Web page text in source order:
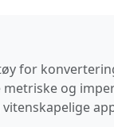
for
og